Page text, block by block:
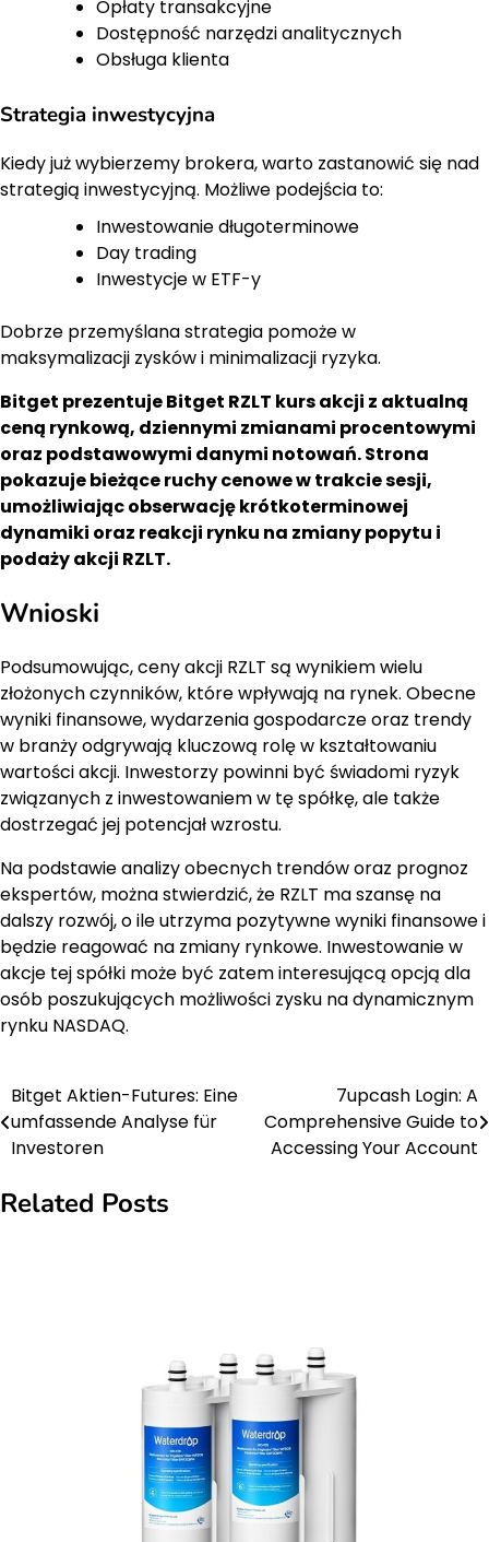
Opłaty transakcyjne
Dostępność narzędzi analitycznych
Obsługa klienta
Strategia inwestycyjna
Kiedy już wybierzemy brokera, warto zastanowić się nad
strategią inwestycyjną. Możliwe podejścia to:
Inwestowanie długoterminowe
Day trading
Inwestycje w ETF-y
Dobrze przemyślana strategia pomoże w
maksymalizacji zysków i minimalizacji ryzyka.
Bitget prezentuje Bitget RZLT kurs akcji z aktualną
ceną rynkową, dziennymi zmianami procentowymi
oraz podstawowymi danymi notowań. Strona
pokazuje bieżące ruchy cenowe w trakcie sesji,
umożliwiając obserwację krótkoterminowej
dynamiki oraz reakcji rynku na zmiany popytu i
podaży akcji RZLT.
Wnioski
Podsumowując, ceny akcji RZLT są wynikiem wielu
złożonych czynników, które wpływają na rynek. Obecne
wyniki finansowe, wydarzenia gospodarcze oraz trendy
w branży odgrywają kluczową rolę w kształtowaniu
wartości akcji. Inwestorzy powinni być świadomi ryzyk
związanych z inwestowaniem w tę spółkę, ale także
dostrzegać jej potencjał wzrostu.
Na podstawie analizy obecnych trendów oraz prognoz
ekspertów, można stwierdzić, że RZLT ma szansę na
dalszy rozwój, o ile utrzyma pozytywne wyniki finansowe i
będzie reagować na zmiany rynkowe. Inwestowanie w
akcje tej spółki może być zatem interesującą opcją dla
osób poszukujących możliwości zysku na dynamicznym
rynku NASDAQ.
Post
navigation
Bitget Aktien-Futures: Eine
umfassende Analyse für
Investoren
7upcash Login: A
Comprehensive Guide to
Accessing Your Account
Related Posts